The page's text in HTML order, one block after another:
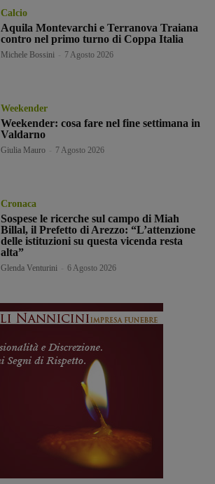
Calcio
Aquila Montevarchi e Terranova Traiana
contro nel primo turno di Coppa Italia
Michele Bossini 7 Agosto 2026
Weekender
Weekender: cosa fare nel fine settimana in
Valdarno
Giulia Mauro 7 Agosto 2026
Cronaca
Sospese le ricerche sul campo di Miah
Billal, il Prefetto di Arezzo: “L’attenzione
delle istituzioni su questa vicenda resta
alta”
Glenda Venturini 6 Agosto 2026